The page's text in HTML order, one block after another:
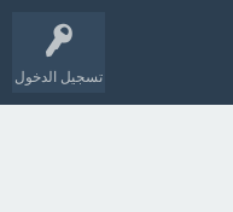
تسجيل الدخول